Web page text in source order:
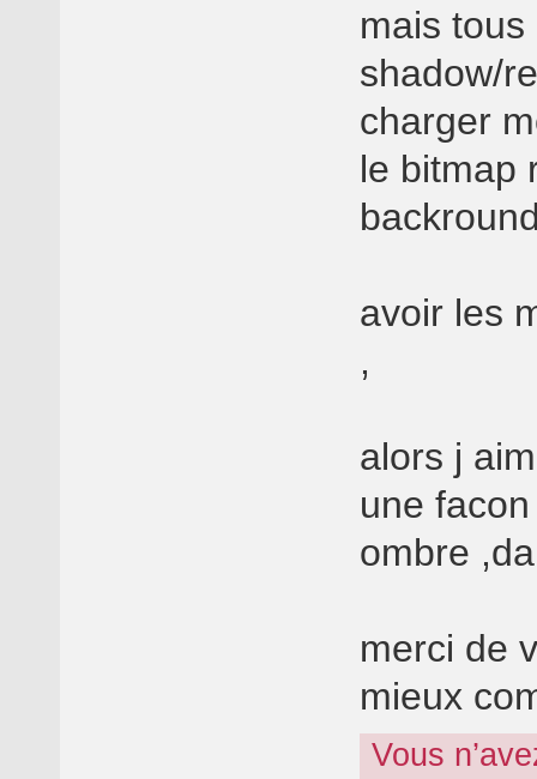
mais
shadow/
charger
le bitmap
avoir les
,
alors j
une
ombre
merci de
mieux
Vous